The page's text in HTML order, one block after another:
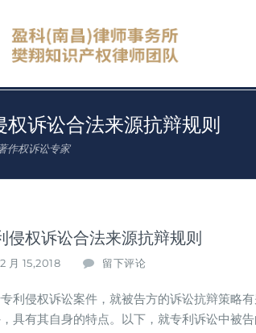
权诉讼合法来源抗辩规则
作权诉讼专家
侵权诉讼合法来源抗辩规则
月 15,2018 留下评论
利侵权诉讼案件，就被告方的诉讼抗辩策略
具有其自身的特点。以下，就专利诉讼中被告